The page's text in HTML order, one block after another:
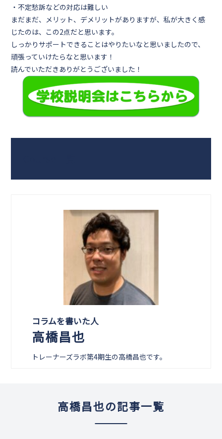
・不定愁訴などの対応は難しい
まだまだ、メリット、デメリットがありますが、私が大きく感
じたのは、この2点だと思います。
しっかりサポートできることはやりたいなと思いましたので、
頑張っていけたらなと思います！
読んでいただきありがとうございました！
コラムを書いた人
高橋昌也
トレーナーズラボ第4期生の高橋昌也です。
高橋昌也の記事一覧